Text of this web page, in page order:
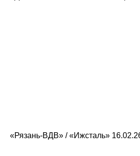
«Рязань-ВДВ» / «Ижсталь»